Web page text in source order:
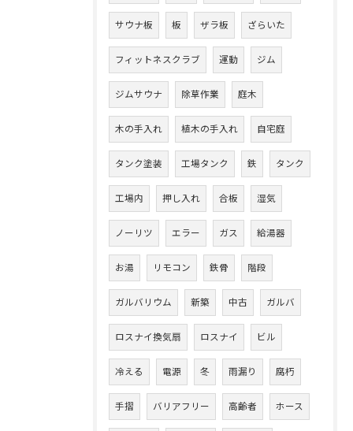
サウナ板 板 ザラ板 ざらいた
フィットネスクラブ 運動 ジム
ジムサウナ 除草作業 庭木
木の手入れ 植木の手入れ 自宅庭
タンク塗装 工場タンク 鉄 タンク
工場内 押し入れ 合板 湿気
ノーリツ エラー ガス 給湯器
お湯 リモコン 鉄骨 階段
ガルバリウム 新築 中古 ガルバ
ロスナイ換気扇 ロスナイ ビル
冷える 電源 冬 雨漏り 腐朽
手摺 バリアフリー 高齢者 ホース